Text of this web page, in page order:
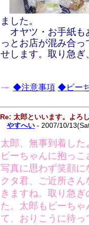
ました。
オヤツ・お手紙も
っとお店が混み合
せします。取り急
◆注意事項 ◆ビー
Re: 太郎といいます。よろ
やすへい - 2007/10/
太郎、無事到着し
ビーちゃんに抱っ
写真に思わず笑顔に
クタ君、ご近所さ
きますね。取り急
た。太郎もビーち
て、おりこうに待